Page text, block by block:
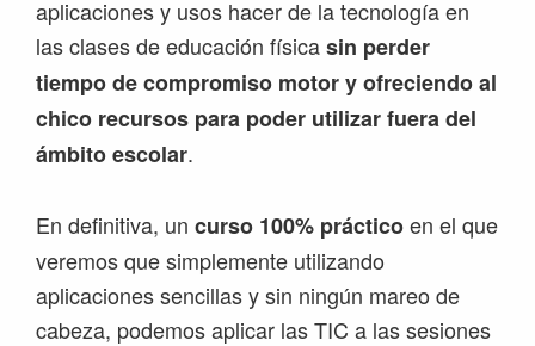
aplicaciones y usos hacer de la tecnología en
las clases de educación físicasin perder
tiempo de compromiso motor y ofreciendo al
chico recursos para poder utilizar fuera del
ámbito escolar.
En definitiva, un curso 100% prácticoen el que
veremos que simplemente utilizando
aplicaciones sencillas y sin ningún mareo de
cabeza, podemos aplicar las TIC a las sesiones